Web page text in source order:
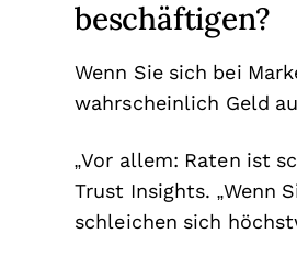
beschäftigen?
Wenn Sie sich bei
wahrscheinlich Geld
„Vor allem: Raten ist
Trust Insights. „Wenn
schleichen sich